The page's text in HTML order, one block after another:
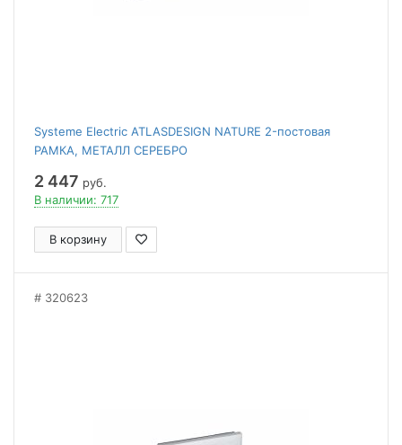
Systeme Electric ATLASDESIGN NATURE 2-постовая
РАМКА, МЕТАЛЛ СЕРЕБРО
2 447 руб.
В наличии: 717
В корзину
320623